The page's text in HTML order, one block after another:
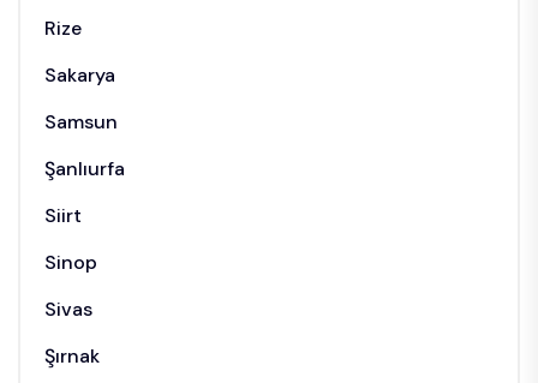
Rize
Sakarya
Samsun
Şanlıurfa
Siirt
Sinop
Sivas
Şırnak